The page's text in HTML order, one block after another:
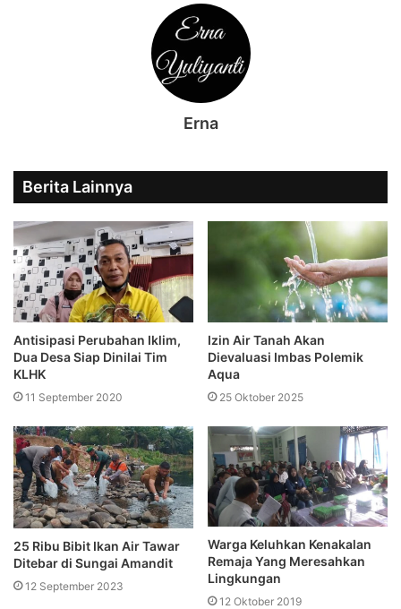
Erna
Berita Lainnya
Antisipasi Perubahan Iklim,
Dua Desa Siap Dinilai Tim
KLHK
11 September 2020
Izin Air Tanah Akan
Dievaluasi Imbas Polemik
Aqua
25 Oktober 2025
25 Ribu Bibit Ikan Air Tawar
Ditebar di Sungai Amandit
12 September 2023
Warga Keluhkan Kenakalan
Remaja Yang Meresahkan
Lingkungan
12 Oktober 2019